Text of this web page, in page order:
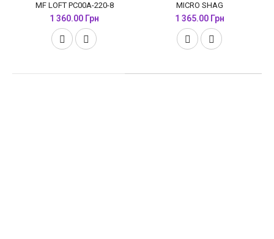
MF LOFT PC00A-220-8
1 360.00 Грн
MICRO SHAG
1 365.00 Грн